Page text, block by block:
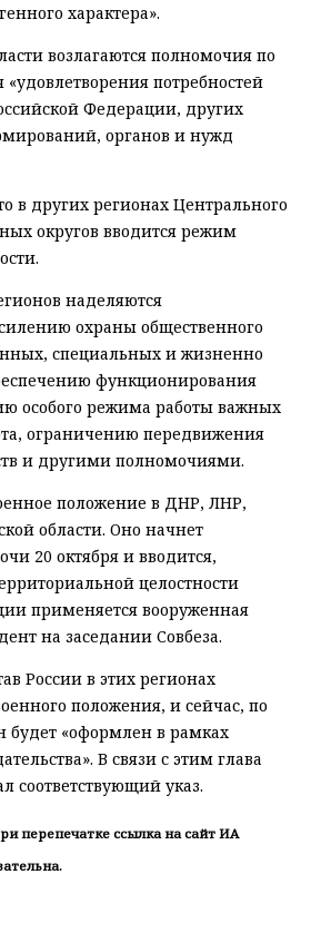
характера».
возлагаются полномочия по
потребностей
Федерации, других
органов и нужд
в других регионах Центрального
округов вводится режим
наделяются
охраны общественного
специальных и жизненно
функционирования
особого режима работы важных
ограничению передвижения
и другими полномочиями.
положение в ДНР, ЛНР,
области. Оно начнет
20 октября и вводится,
целостности
применяется вооруженная
на заседании Совбеза.
России в этих регионах
положения, и сейчас, по
«оформлен в рамках
В связи с этим глава
соответствующий указ.
перепечатке ссылка на сайт ИА